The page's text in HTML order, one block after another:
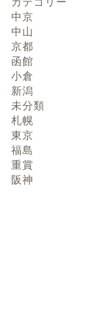
中京
中山
京都
函館
小倉
新潟
未分類
札幌
東京
福島
重賞
阪神